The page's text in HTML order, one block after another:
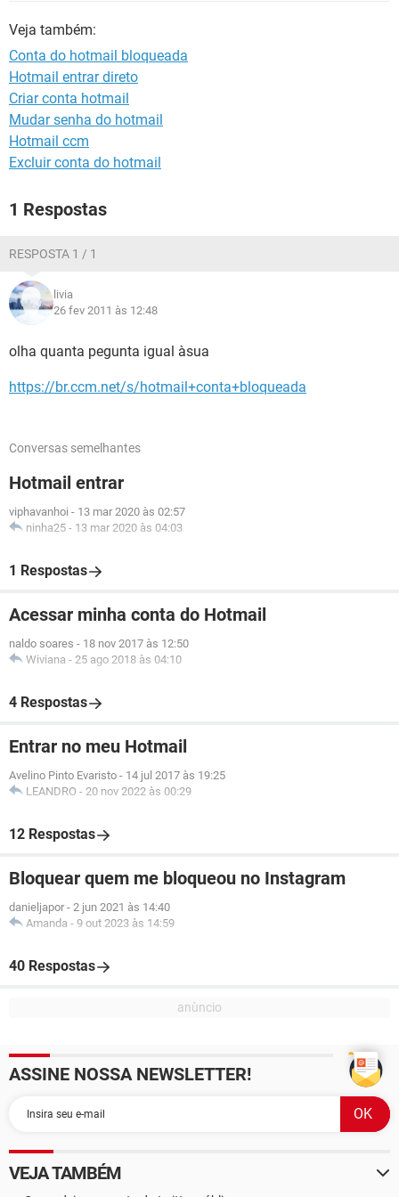
Veja também:
Conta do hotmail bloqueada
Hotmail entrar direto
Criar conta hotmail
Mudar senha do hotmail
Hotmail ccm
Excluir conta do hotmail
1 Respostas
RESPOSTA 1 / 1
livia
26 fev 2011 às 12:48
olha quanta pegunta igual àsua
https://br.ccm.net/s/hotmail+conta+bloqueada
Conversas semelhantes
Hotmail entrar
viphavanhoi - 13 mar 2020 às 02:57
ninha25 - 13 mar 2020 às 04:03
1 Respostas
Acessar minha conta do Hotmail
naldo soares - 18 nov 2017 às 12:50
Wiviana - 25 ago 2018 às 04:10
4 Respostas
Entrar no meu Hotmail
Avelino Pinto Evaristo - 14 jul 2017 às 19:25
LEANDRO - 20 nov 2022 às 00:29
12 Respostas
Bloquear quem me bloqueou no Instagram
danieljapor - 2 jun 2021 às 14:40
Amanda - 9 out 2023 às 14:59
40 Respostas
ASSINE NOSSA NEWSLETTER!
VEJA TAMBÉM